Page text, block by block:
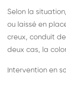
Selon la
ou laissé en
creux, conduit
deux cas, la
Intervention en